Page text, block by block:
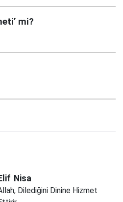
mi?
Nisa
Dilediğini Dinine Hizmet